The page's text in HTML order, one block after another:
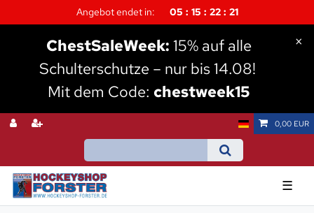
Angebot endet in: 05 15 22 19
ChestSaleWeek: 15% auf alle
Schulterschutze – nur bis 14.08!
Mit dem Code: chestweek15
×
0,00 EUR
☰